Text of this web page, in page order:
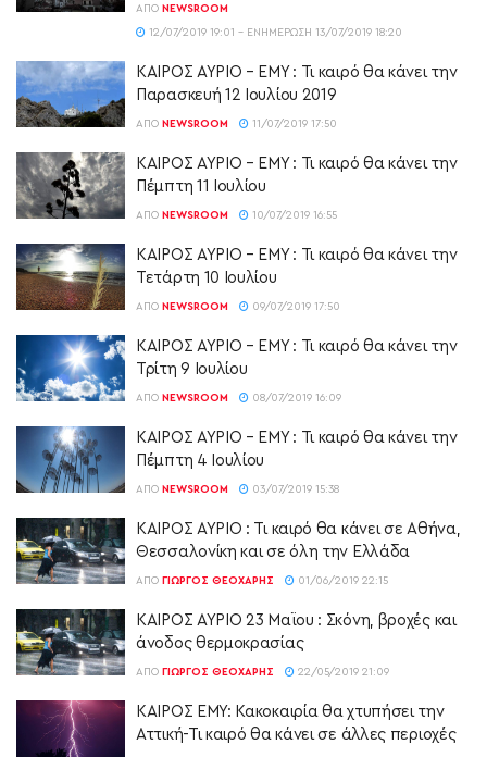
ΑΠΌ NEWSROOM
12/07/2019 19:01 - ΕΝΗΜΈΡΩΣΗ 13/07/2019 18:20
ΚΑΙΡΟΣ ΑΥΡΙΟ – ΕΜΥ : Τι καιρό θα κάνει την
Παρασκευή 12 Ιουλίου 2019
ΑΠΌ NEWSROOM 11/07/2019 17:50
ΚΑΙΡΟΣ ΑΥΡΙΟ – ΕΜΥ : Τι καιρό θα κάνει την
Πέμπτη 11 Ιουλίου
ΑΠΌ NEWSROOM 10/07/2019 16:55
ΚΑΙΡΟΣ ΑΥΡΙΟ – ΕΜΥ : Τι καιρό θα κάνει την
Τετάρτη 10 Ιουλίου
ΑΠΌ NEWSROOM 09/07/2019 17:50
ΚΑΙΡΟΣ ΑΥΡΙΟ – ΕΜΥ : Τι καιρό θα κάνει την
Τρίτη 9 Ιουλίου
ΑΠΌ NEWSROOM 08/07/2019 16:09
ΚΑΙΡΟΣ ΑΥΡΙΟ – ΕΜΥ : Τι καιρό θα κάνει την
Πέμπτη 4 Ιουλίου
ΑΠΌ NEWSROOM 03/07/2019 15:38
ΚΑΙΡΟΣ ΑΥΡΙΟ : Τι καιρό θα κάνει σε Αθήνα,
Θεσσαλονίκη και σε όλη την Ελλάδα
ΑΠΌ ΓΙΏΡΓΟΣ ΘΕΟΧΆΡΗΣ 01/06/2019 22:15
ΚΑΙΡΟΣ ΑΥΡΙΟ 23 Μαϊου : Σκόνη, βροχές και
άνοδος θερμοκρασίας
ΑΠΌ ΓΙΏΡΓΟΣ ΘΕΟΧΆΡΗΣ 22/05/2019 21:09
ΚΑΙΡΟΣ ΕΜΥ: Κακοκαιρία θα χτυπήσει την
Αττική-Τι καιρό θα κάνει σε άλλες περιοχές